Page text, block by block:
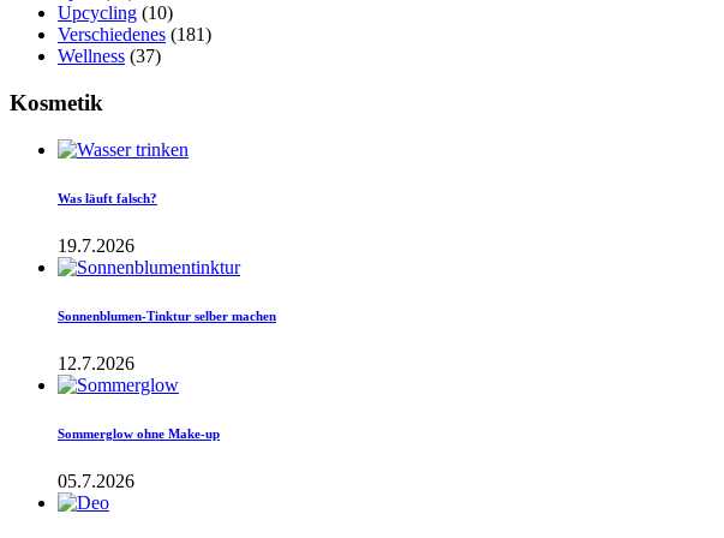
Upcycling (10)
Verschiedenes (181)
Wellness (37)
Kosmetik
Was läuft falsch?
19.7.2026
Sonnenblumen-Tinktur selber machen
12.7.2026
Sommerglow ohne Make-up
05.7.2026